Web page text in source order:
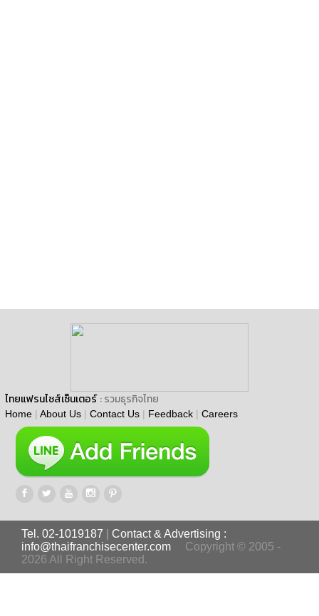
ไทยแฟรนไชส์เซ็นเตอร์ : รวมธุรกิจไทย
Home | About Us | Contact Us | Feedback | Careers
Tel. 02-1019187
Contact & Advertising :
info@thaifranchisecenter.com
Copyright © 2005 -
2026 All Right Reserved.